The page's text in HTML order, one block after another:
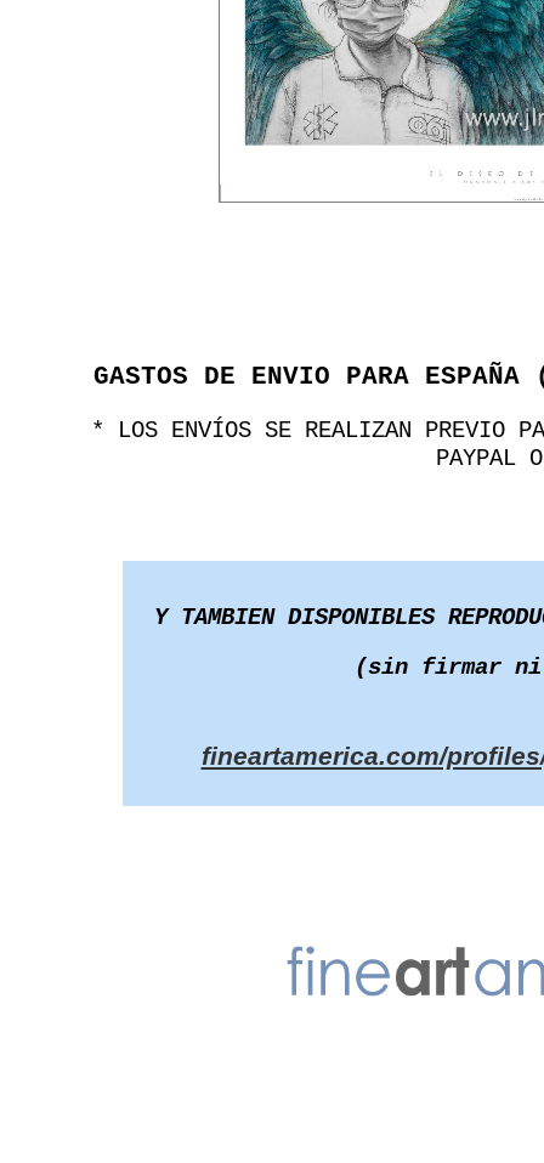
GASTOS DE ENVIO PARA
* LOS ENVÍOS SE REALIZAN PREVIO
PAYPAL
Y TAMBIEN DISPONIBLES
(sin firmar ni
fineartamerica.com/